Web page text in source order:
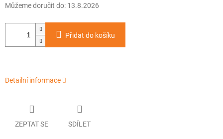
Můžeme doručit do: 13.8.2026
Přidat do košíku
Detailní informace
ZEPTAT SE SDÍLET